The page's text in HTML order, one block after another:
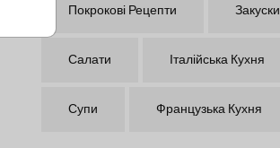
Покрокові Рецепти Закуски
Салати Італійська Кухня
Супи Французька Кухня